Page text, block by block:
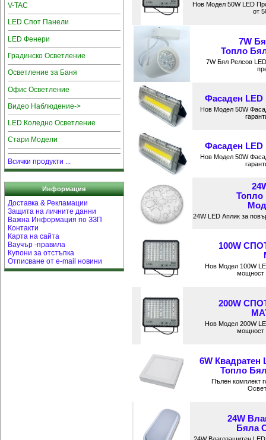
V-TAC
LED Спот Панели
LED Фенери
Градинско Осветление
Осветление за Баня
Офис Осветление
Видео Наблюдение->
LED Коледно Осветление
Стари Модели
Всички продукти ...
Информация
Доставка & Рекламации
Защита на личните данни
Важна Информация по ЗЗП
Контакти
Карта на сайта
Ваучър -правила
Купони за отстъпка
Отписване от e-mail новини
Нов Модел 50W LED
от
7W
Топлo
7W Бял Релсов
Фасаден LED
Нов Модел 50W
Фасаден LED
Нов Модел 50W
Топло
24W LED Аплик за
100W
Нов Модел 100W
мощност
200W
Нов Модел 200W
мощност
6W
Топло
Пълен комплект
24W
Бяла